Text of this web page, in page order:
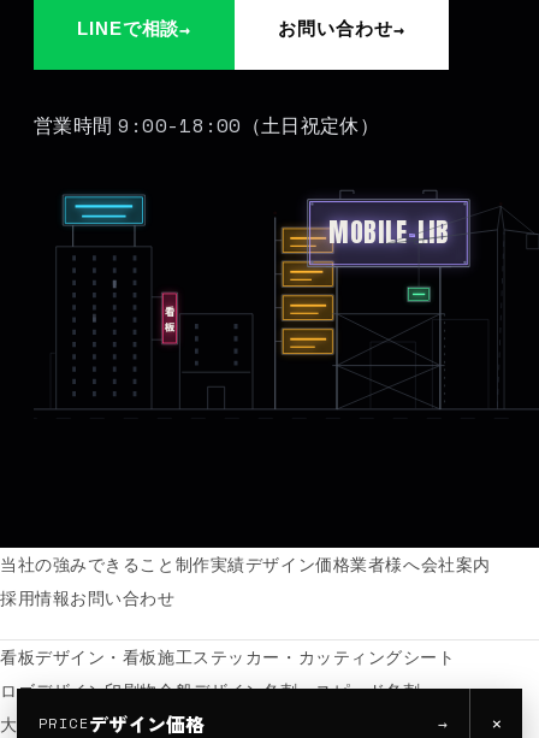
LINEで相談→ お問い合わせ→
営業時間 9:00-18:00 （土日祝定休）
看板
MOBILE-LIB
PRICEデザイン価格 → ×
当社の強みできること制作実績デザイン価格業者様へ会社案内
採用情報お問い合わせ
看板デザイン・看板施工ステッカー・カッティングシート
ロゴデザイン印刷物全般デザイン名刺・スピード名刺
大判出力・ポスター